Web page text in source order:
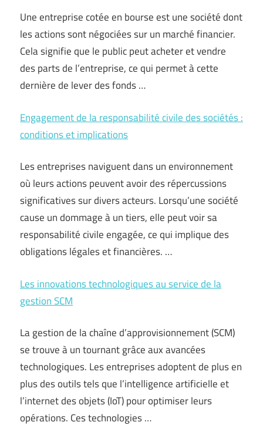
Une entreprise cotée en bourse est une société dont
les actions sont négociées sur un marché financier.
Cela signifie que le public peut acheter et vendre
des parts de l’entreprise, ce qui permet à cette
dernière de lever des fonds …
Engagement de la responsabilité civile des sociétés :
conditions et implications
Les entreprises naviguent dans un environnement
où leurs actions peuvent avoir des répercussions
significatives sur divers acteurs. Lorsqu’une société
cause un dommage à un tiers, elle peut voir sa
responsabilité civile engagée, ce qui implique des
obligations légales et financières. …
Les innovations technologiques au service de la
gestion SCM
La gestion de la chaîne d’approvisionnement (SCM)
se trouve à un tournant grâce aux avancées
technologiques. Les entreprises adoptent de plus en
plus des outils tels que l’intelligence artificielle et
l’internet des objets (IoT) pour optimiser leurs
opérations. Ces technologies …